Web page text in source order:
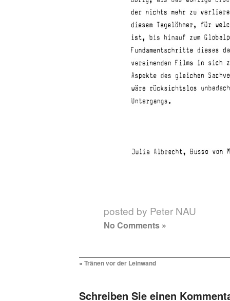
posted by Peter NAU
No Comments »
« Tränen vor der Leinwand
Schreiben Sie einen